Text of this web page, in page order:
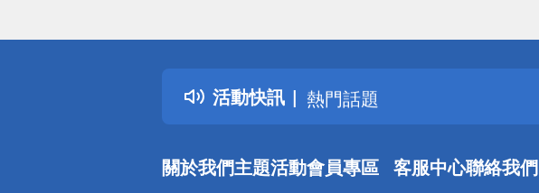
活動快訊
詐騙網頁！請小心！
得獎公告
熱門話題
銀行優惠
詐騙網頁！請小心！
關於我們主題活動會員專區 客服中心聯絡我們